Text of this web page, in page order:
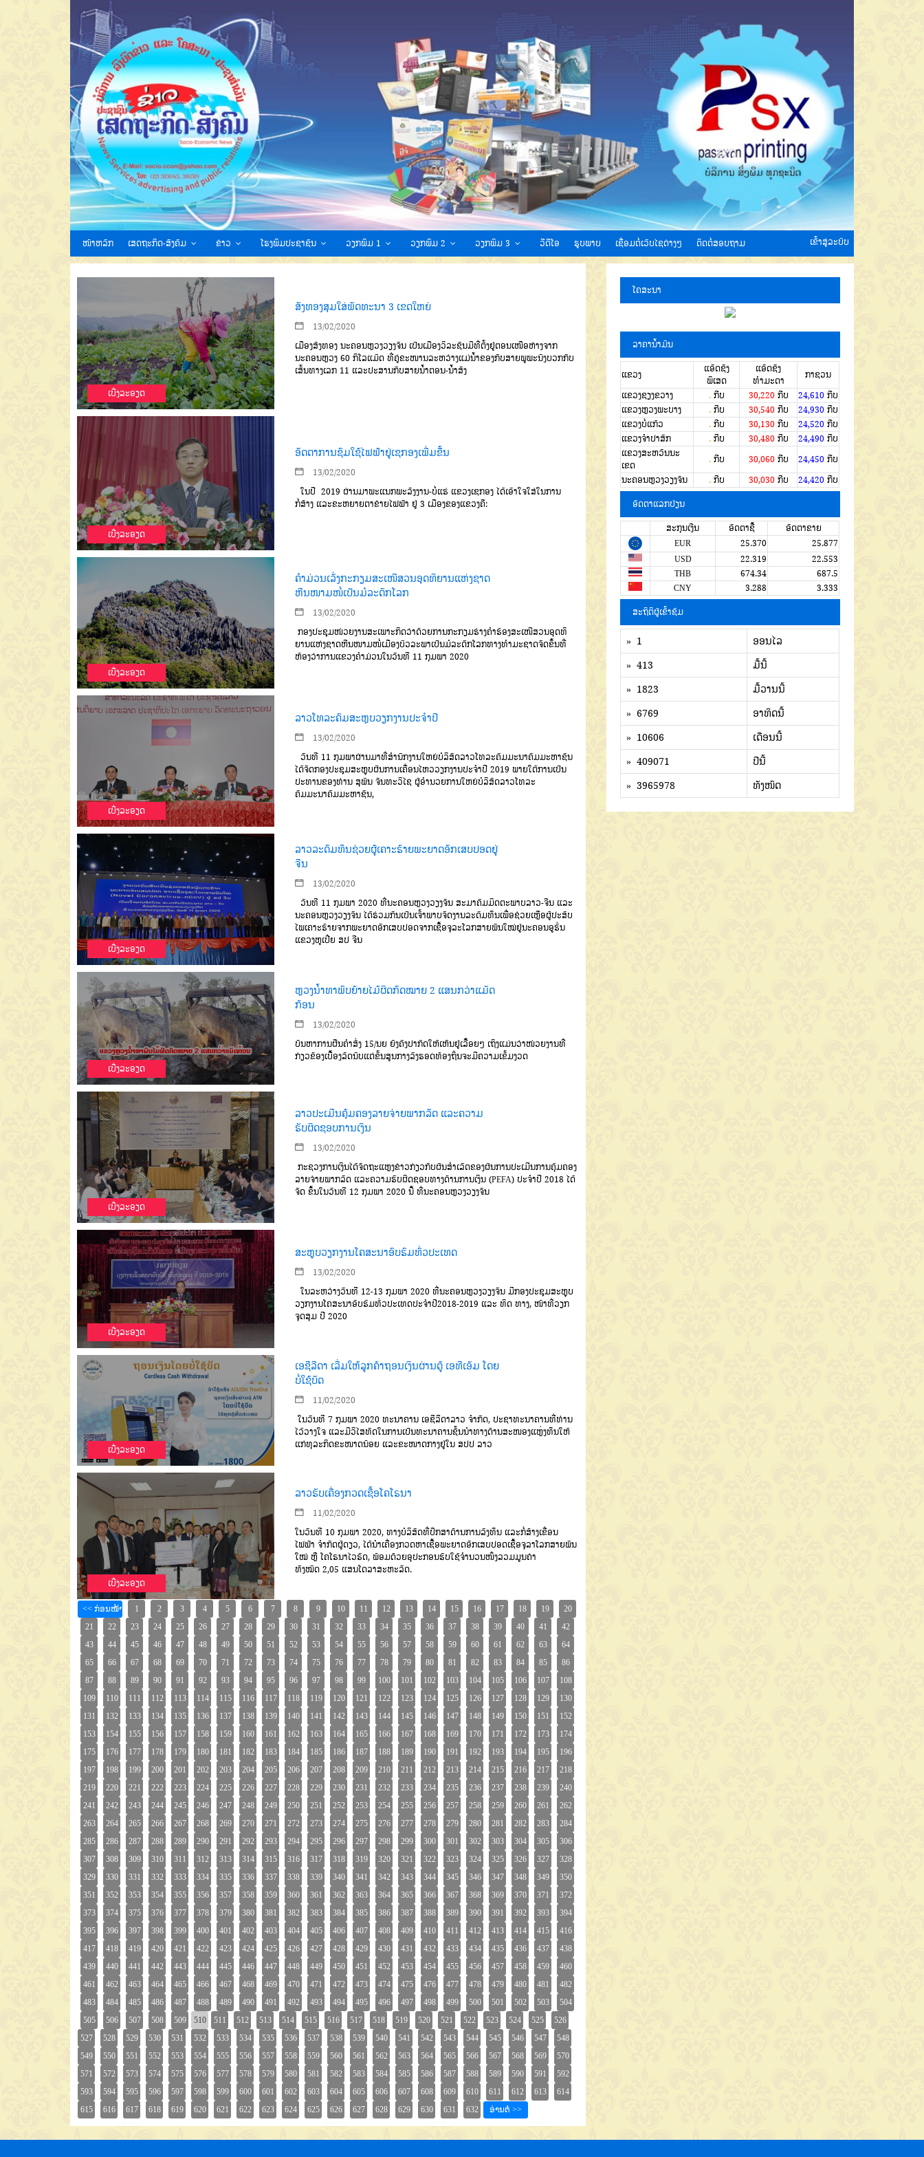
ໜ້າຫລັກ ເສດຖະກິດ-ສັງຄົມ ຂ່າວ ໂຮງພິມປະຊາຊົນ ວຽກພິມ 1 ວຽກພິມ 2 ວຽກພິມ 3 ວີດີໂອ ຮູບພາບ ເຊື່ອມຕໍ່ເວັບໄຊຕ່າງໆ ຕິດຕໍ່ສອບຖາມ ເຂົ້າສູ່ລະບົບ
ເບີ່ງລະອຽດ
ສັງທອງສຸມໃສ່ພັດທະນາ 3 ເຂດໃຫຍ່
13/02/2020
ເມືອງສັງທອງ ນະຄອນຫຼວງວຽງຈັນ ເປັນເມືອງວິລະຊົນມີທີ່ຕັ້ງຢູ່ຕອນເໜືອຫ່າງຈາກ
ນະຄອນຫຼວງ60 ກິໂລແມັດ ທີ່ຄູ່ຂະໜານລະຫວ່າງແມ່ນໍ້າຂອງກັບສາຍພູພະນັງບວກກັບ
ເສັ້ນທາງເລກ11 ແລະປະສານກັບສາຍນໍ້າຕອນ-ນໍ້າສັງ
ເບີ່ງລະອຽດ
ອັດຕາການຊົມໃຊ້ໄຟຟ້າຢູ່ເຊກອງເພີ່ມຂື້ນ
13/02/2020
ໃນປ2019 ຜ່ານມາພະແນກພະລັງງານ-ບໍ່ແຮ່ ແຂວງເຊກອງ ໄດ້ເອົາໃຈໃສ່ໃນການ
ກໍ່ສ້າງ ແລະຂະຫຍາຍຕາຂ່າຍໄຟຟ້າ ຢູ່3 ເມືອງຂອງແຂວງຄື:
ເບີ່ງລະອຽດ
ຄຳມ່ວນເລັ່ງກະກຽມສະເໜີສວນອຸດທິຍານແຫ່ງຊາດ
ຫີນໜາມໜໍ່ເປັນມໍລະດົກໂລກ
13/02/2020
ກອງປະຊຸມໜ່ວຍງານສະເພາະກິດວ່າດ້ວຍການກະກຽມຮ່າງຄຳຮ້ອງສະເໜີສວນອຸດທິ
ຍານແຫ່ງຊາດຫີນໜາມໜໍ່ເມືອງບົວລະພາເປັນມໍລະດົກໂລກທາງທຳມະຊາດຈັດຂຶ້ນທີ່
ຫ້ອງວ່າການແຂວງຄຳມ່ວນໃນວັນທີ11 ກຸມພາ 2020
ເບີ່ງລະອຽດ
ລາວໂທລະຄົມສະຫຼບວຽກງານປະຈຳປີ
13/02/2020
ວັນທີ11 ກຸມພາຜ່ານມາທີ່ສຳນັກງານໃຫຍ່ບໍລິສັດລາວໂທລະຄົມມະນາຄົມມະຫາຊົນ
ໄດ້ຈັດກອງປະຊຸມສະຫຼຸບຜົນການເຄື່ອນໄຫວວຽກງານປະຈຳປີ2019 ພາຍໃຕ້ການເປັນ
ປະທານຂອງທ່ານ ສຸພົນ ຈັນທະວິໄຊ ຜູ້ອຳນວຍການໃຫຍ່ບໍລິສັດລາວໂທລະ
ຄົມມະນາຄົມມະຫາຊົນ,
ເບີ່ງລະອຽດ
ລາວລະດົມທຶນຊ່ວຍຜູ້ເຄາະຮ້າຍພະຍາດອັກເສບປອດຢູ່
ຈີນ
13/02/2020
ວັນທີ11 ກຸມພາ 2020 ທີ່ນະຄອນຫຼວງວຽງຈັນ ສະມາຄົມມິດຕະພາບລາວ-ຈີນ ແລະ
ນະຄອນຫຼວງວຽງຈັນ ໄດ້ຮ່ວມກັນເປັນເຈົ້າພາບຈັດງານລະດົມທຶນເພື່ອຊ່ວຍເຫຼືອຜູ້ປະສົບ
ໄພເຄາະຮ້າຍຈາກພະຍາດອັກເສບປອດຈາກເຊື້ອຈຸລະໂລກສາຍພັນໃໝ່ຢູ່ນະຄອນອູຮັ່ນ
ແຂວງຫູເປີ່ຍ ສປ ຈີນ
ເບີ່ງລະອຽດ
ຫຼວງນໍ້າທາພົບຍ້າຍໄມ້ຜິດກົດໝາຍ 2 ແສນກວ່າແມັດ
ກ້ອນ
13/02/2020
ບັນຫາການຜືນຄຳສັ່ງ15/ນຍ ຍັງຄົງປາກົດໃຫ້ເຫັນຢູ່ເລື້ອຍໆ ເຖິງແມ່ນວ່າໜ່ວຍງານທີ່
ກ່ຽວຂ້ອງເບື້ອງລັດນັບແຕ່ຂັ້ນສູນກາງລົງຮອດທ້ອງຖິ່ນຈະມີຄວາມເຂັ້ມງວດ
ເບີ່ງລະອຽດ
ລາວປະເມີນຄຸ້ມຄອງລາຍຈ່າຍພາກລັດ ແລະຄວາມ
ຮັບຜິດຊອບການເງິນ
13/02/2020
ກະຊວງການເງິນໄດ້ຈັດຖະແຫຼງຂ່າວກ່ຽວກັບຜົນສໍາເລັດຂອງຜົນການປະເມີນການຄຸ້ມຄອງ
ລາຍຈ່າຍພາກລັດ ແລະຄວາມຮັບຜິດຊອບທາງດ້ານການເງິນ(PEFA) ປະຈໍາປີ2018 ໄດ້
ຈັດ ຂຶ້ນໃນວັນທີ12 ກຸມພາ 2020 ນີ້ ທີ່ນະຄອນຫຼວງວຽງຈັນ
ເບີ່ງລະອຽດ
ສະຫຼຸບວຽກງານໂຄສະນາອົບຮົມທົ່ວປະເທດ
13/02/2020
ໃນລະຫວ່າງວັນທີ12-13 ກຸມພາ 2020 ທີ່ນະຄອນຫຼວງວຽງຈັນ ມີກອງປະຊຸມສະຫຼຸບ
ວຽກງານໂຄສະນາອົບຮົມທົ່ວປະເທດປະຈຳປີ2018-2019 ແລະ ທິດ ທາງ, ໜ້າທີ່ວຽກ
ຈຸດສຸມ ປີ2020
ເບີ່ງລະອຽດ
ເອຊີລີດາ ເລີ່ມໃຫ້ລູກຄ້າຖອນເງິນຜ່ານຕູ້ ເອທີເອັມ ໂດຍ
ບໍ່ໃຊ້ບັດ
11/02/2020
ໃນວັນທີ7 ກຸມພາ 2020 ທະນາຄານ ເອຊີລີດາລາວ ຈຳກັດ, ປະຊາທະນາຄານທີ່ທ່ານ
ໄວ້ວາງໃຈ ແລະມີວິໄສທັດໃນການເປັນທະນາຄານຊັ້ນນຳທາງດ້ານສະໜອງແຫຼ່ງທຶນໃຫ້
ແກ່ທຸລະກິດຂະໜາດນ້ອຍ ແລະຂະໜາດກາງຢູ່ໃນ ສປປ ລາວ
ເບີ່ງລະອຽດ
ລາວຮັບເຄື່ອງກວດເຊື້ອໂຄໂຣນາ
11/02/2020
ໃນວັນທີ10 ກຸມພາ 2020, ທາງບໍລິສັດທີ່ປຶກສາດ້ານການລົງທຶນ ແລະກໍ່ສ້າງເຂື່ອນ
ໄຟຟ້າ ຈຳກັດຜູ້ດຽວ, ໄດ້ນຳເຄື່ອງກວດຫາເຊື້ອພະຍາດອັກເສບປອດເຊື້ອຈຸລາໂລກສາຍພັນ
ໃໝ່ ຫຼື ໂຄໂຣນາໄວຣັດ, ພ້ອມດ້ວຍອຸປະກອນຮັບໃຊ້ຈຳນວນໜຶ່ງລວມມູນຄ່າ
ທັງໝົດ2,05 ແສນໂດລາສະຫະລັດ.
ໂຄສະນາ
ລາຄານໍ້າມັນ
ແຂວງ
ແອັດຊັງ
ພິເສດ
ແອັດຊັງ
ທຳມະດາ
ກາຊວນ
ແຂວງຊຽງຂວາງ
.ກີບ 30,220ກີບ 24,610 ກີບ
ແຂວງຫຼວງພະບາງ
.ກີບ 30,540ກີບ 24,930 ກີບ
ແຂວງບໍ່ແກ້ວ
.ກີບ 30,130ກີບ 24,520 ກີບ
ແຂວງຈໍາປາສັກ
.ກີບ 30,480ກີບ 24,490 ກີບ
ແຂວງສະຫວັນນະ
ເຂດ
.ກີບ 30,060ກີບ 24,450 ກີບ
ນະຄອນຫຼວງວຽງຈັນ
.ກີບ 30,030ກີບ 24,420 ກີບ
ອັດຕາແລກປ່ຽນ
ສະກຸນເງີນ ອັດຕາຊື້
ອັດຕາຂາຍ
EUR
25.370
25.877
USD
22.319
22.553
THB
674.34
687.5
CNY
3.288 3.333
ສະຖິຕິຜູ້ເຂົ້າຊົມ
» 1
ອອນໄລ
» 413
ມື້ນີ້
» 1823
ມື້ວານນີ້
» 6769
ອາທິດນີ້
» 10606
ເດືອນນີ້
» 409071
ປີນີ້
» 3965978
ທັງໜົດ